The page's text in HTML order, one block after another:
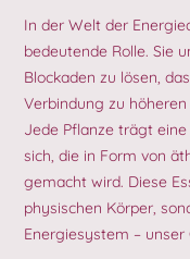
In der Welt der
bedeutende Rolle. Sie
Blockaden zu lösen,
Verbindung zu
Jede Pflanze trägt
sich, die in Form von
gemacht wird. Diese
physischen Körper,
Energiesystem – unser